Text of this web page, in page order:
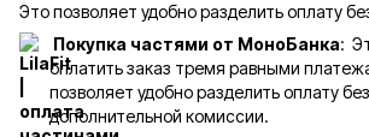
Это позволяет удобно разделить оплату
Покупка частями от МоноБанка:
оплатить заказ тремя равными
позволяет удобно разделить оплату
дополнительной комиссии.